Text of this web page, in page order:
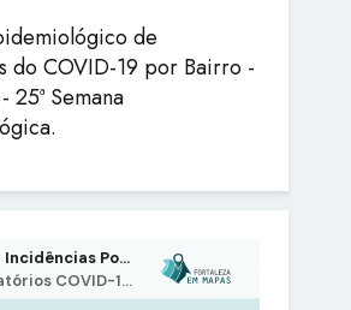
de
do COVID-19 por Bairro -
25ª Semana